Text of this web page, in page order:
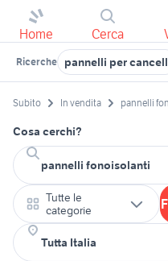
Home Cerca
Ricerche pannelli per
Subito In vendita pannelli
Cosa cerchi?
Tutte le
categorie